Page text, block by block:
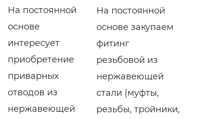
На постоянной
основе
интересует
приобретение
приварных
отводов из
нержавеющей
На постоянной
основе закупаем
фитинг
резьбовой из
нержавеющей
стали (муфты,
резьбы, тройники,